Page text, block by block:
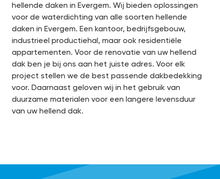
hellende daken in Evergem. Wij bieden oplossingen
voor de waterdichting van alle soorten hellende
daken in Evergem. Een kantoor, bedrijfsgebouw,
industrieel productiehal, maar ook residentiële
appartementen. Voor de renovatie van uw hellend
dak ben je bij ons aan het juiste adres. Voor elk
project stellen we de best passende dakbedekking
voor. Daarnaast geloven wij in het gebruik van
duurzame materialen voor een langere levensduur
van uw hellend dak.